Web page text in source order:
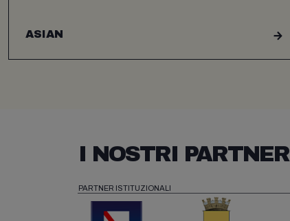
ASIAN
I NOSTRI PARTNER
PARTNER ISTITUZIONALI